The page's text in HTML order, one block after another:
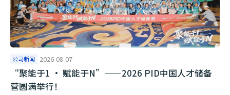
公司新闻 2026-08-07
“聚能于1 · 赋能于N”——2026 PID中国人才储备
营圆满举行！